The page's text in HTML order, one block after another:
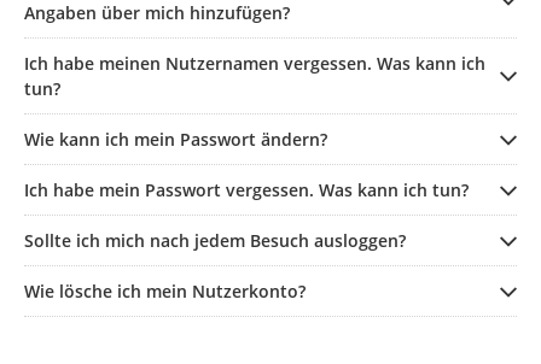
Angaben über mich hinzufügen?
Ich habe meinen Nutzernamen vergessen. Was kann ich
tun?
Wie kann ich mein Passwort ändern?
Ich habe mein Passwort vergessen. Was kann ich tun?
Sollte ich mich nach jedem Besuch ausloggen?
Wie lösche ich mein Nutzerkonto?